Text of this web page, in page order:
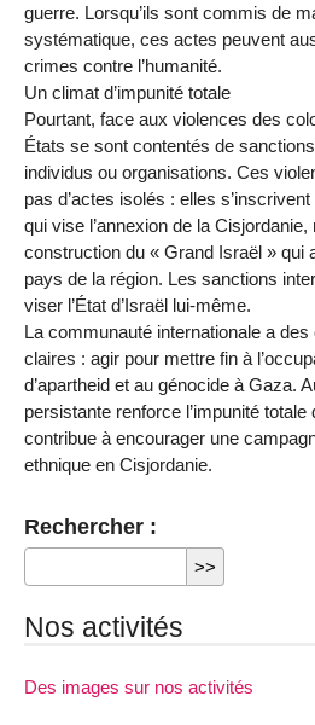
guerre. Lorsqu’ils sont commis de
systématique, ces actes peuvent
crimes contre l’humanité.
Un climat d’impunité totale
Pourtant, face aux violences des
États se sont contentés de
individus ou organisations. Ces
pas d’actes isolés : elles
qui vise l’annexion de la
construction du « Grand Israël » qui
pays de la région. Les sanctions
viser l’État d’Israël lui-même.
La communauté internationale a des
claires : agir pour mettre fin à
d’apartheid et au génocide à Gaza.
persistante renforce l’impunité
contribue à encourager une
ethnique en Cisjordanie.
Rechercher :
Nos activités
Des images sur nos activités